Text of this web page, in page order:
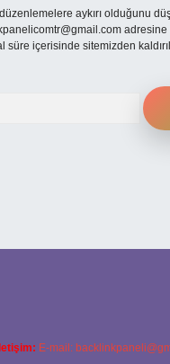
aykırı olduğunu
adresine
süre içerisinde sitemizden
E-mail: